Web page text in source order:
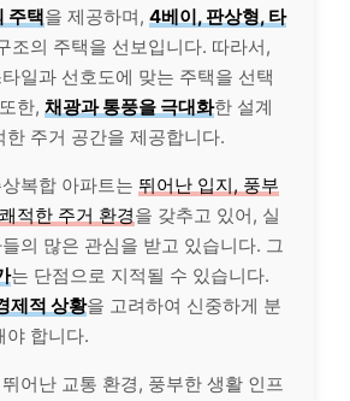
주택을 제공하며, 4베이, 판상형, 타
조의 주택을 선보입니다. 따라서,
일과 선호도에 맞는 주택을 선택
한, 채광과 통풍을 극대화한 설계
한 주거 공간을 제공합니다.
복합 아파트는 뛰어난 입지, 풍부
적한 주거 환경을 갖추고 있어, 실
의 많은 관심을 받고 있습니다. 그
는 단점으로 지적될 수 있습니다.
제적 상황을 고려하여 신중하게 분
야 합니다.
뛰어난 교통 환경, 풍부한 생활 인프